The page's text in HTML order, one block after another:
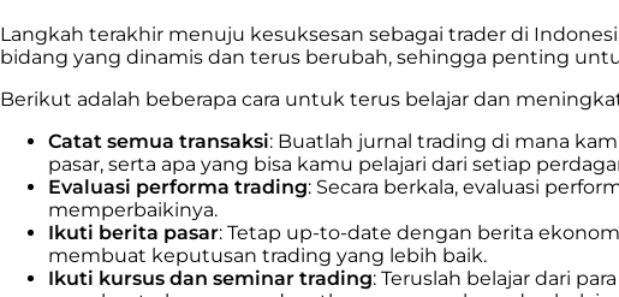
Langkah terakhir menuju kesuksesan sebagai trader di
bidang yang dinamis dan terus berubah, sehingga penting
Berikut adalah beberapa cara untuk terus belajar dan
Catat semua transaksi: Buatlah jurnal trading di mana
pasar, serta apa yang bisa kamu pelajari dari setiap
Evaluasi performa trading: Secara berkala, evaluasi
memperbaikinya.
Ikuti berita pasar: Tetap up-to-date dengan berita
membuat keputusan trading yang lebih baik.
Ikuti kursus dan seminar trading: Teruslah belajar dari